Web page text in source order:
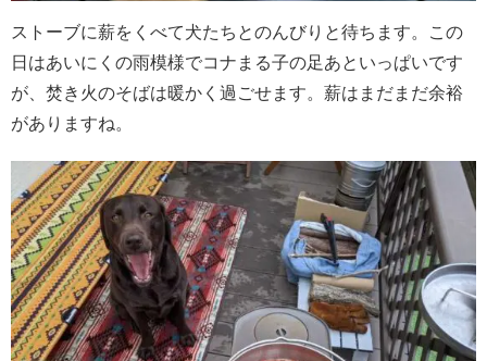
ストーブに薪をくべて犬たちとのんびりと待ちます。この
日はあいにくの雨模様でコナまる子の足あといっぱいです
が、焚き火のそばは暖かく過ごせます。薪はまだまだ余裕
がありますね。